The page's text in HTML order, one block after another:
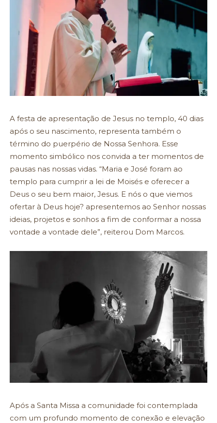
A festa de apresentação de Jesus no templo, 40 dias
após o seu nascimento, representa também o
término do puerpério de Nossa Senhora. Esse
momento simbólico nos convida a ter momentos de
pausas nas nossas vidas. “Maria e José foram ao
templo para cumprir a lei de Moisés e oferecer a
Deus o seu bem maior, Jesus. E nós o que viemos
ofertar à Deus hoje? apresentemos ao Senhor nossas
ideias, projetos e sonhos a fim de conformar a nossa
vontade a vontade dele”, reiterou Dom Marcos.
Após a Santa Missa a comunidade foi contemplada
com um profundo momento de conexão e elevação